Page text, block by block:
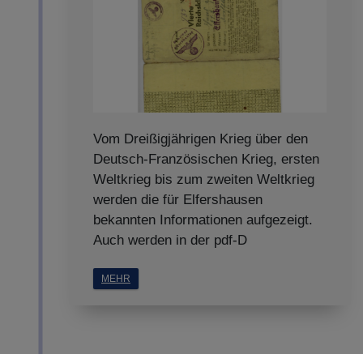
Vom Dreißigjährigen Krieg über den
Deutsch-Französischen Krieg, ersten
Weltkrieg bis zum zweiten Weltkrieg
werden die für Elfershausen
bekannten Informationen aufgezeigt.
Auch werden in der pdf-D
MEHR